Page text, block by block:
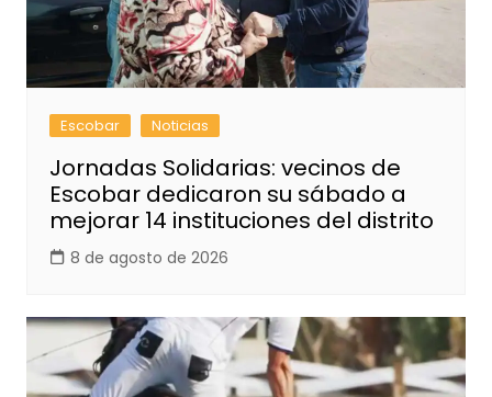
Escobar Noticias
Jornadas Solidarias: vecinos de
Escobar dedicaron su sábado a
mejorar 14 instituciones del distrito
8 de agosto de 2026